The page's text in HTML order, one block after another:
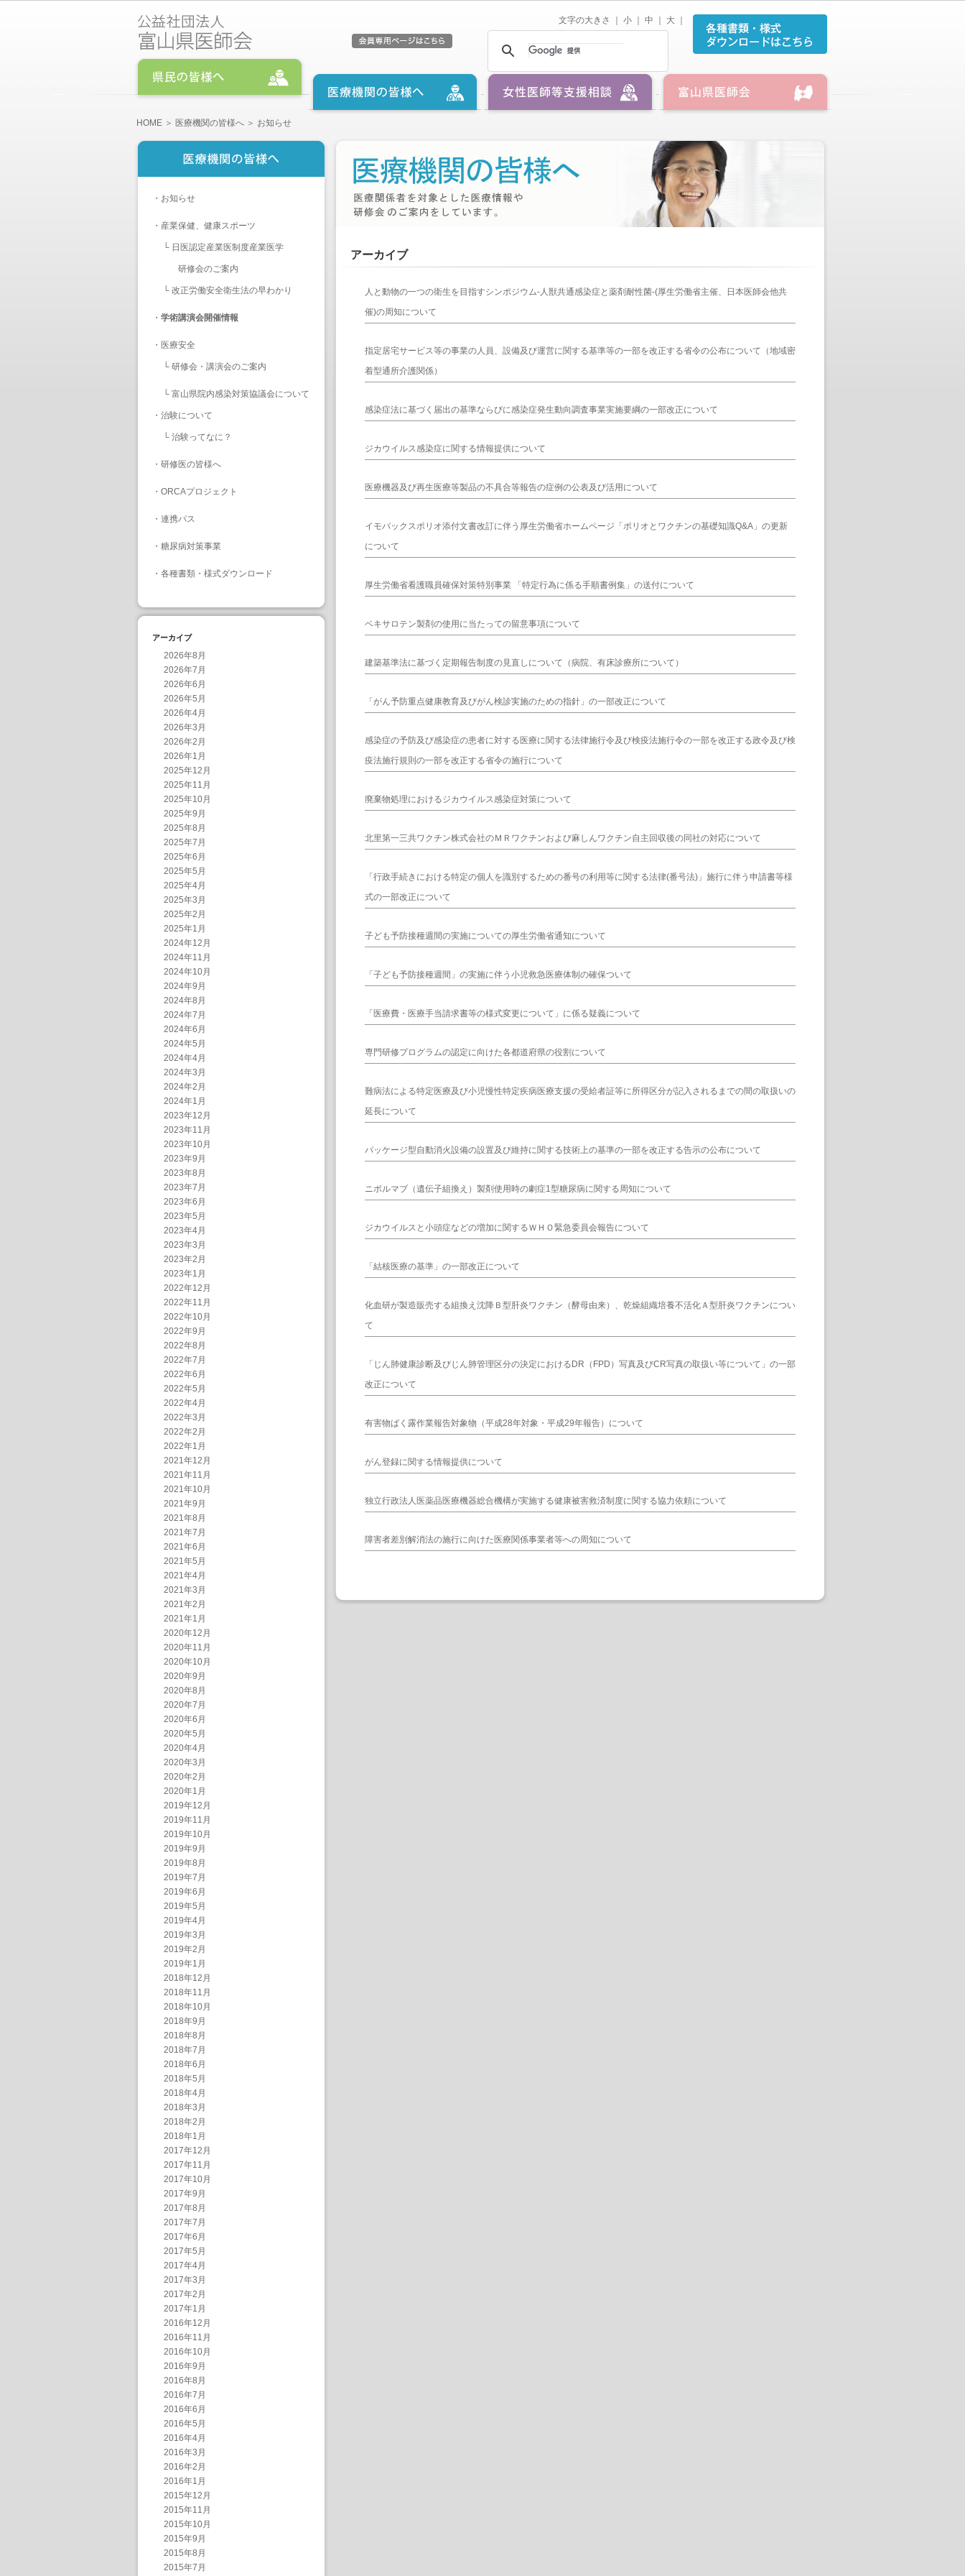
文字の大きさ ｜ 小 中 大
HOME ＞ 医療機関の皆様へ ＞ お知らせ
・ お知らせ
・ 産業保健、健康スポーツ
└ 日医認定産業医制度産業医学
研修会のご案内
└ 改正労働安全衛生法の早わかり
・ 学術講演会開催情報
・ 医療安全
└ 研修会・講演会のご案内
└ 富山県院内感染対策協議会について
・ 治験について
└ 治験ってなに？
・ 研修医の皆様へ
・ ORCAプロジェクト
・ 連携パス
・ 糖尿病対策事業
・ 各種書類・様式ダウンロード
アーカイブ
2026年8月
2026年7月
2026年6月
2026年5月
2026年4月
2026年3月
2026年2月
2026年1月
2025年12月
2025年11月
2025年10月
2025年9月
2025年8月
2025年7月
2025年6月
2025年5月
2025年4月
2025年3月
2025年2月
2025年1月
2024年12月
2024年11月
2024年10月
2024年9月
2024年8月
2024年7月
2024年6月
2024年5月
2024年4月
2024年3月
2024年2月
2024年1月
2023年12月
2023年11月
2023年10月
2023年9月
2023年8月
2023年7月
2023年6月
2023年5月
2023年4月
2023年3月
2023年2月
2023年1月
2022年12月
2022年11月
2022年10月
2022年9月
2022年8月
2022年7月
2022年6月
2022年5月
2022年4月
2022年3月
2022年2月
2022年1月
2021年12月
2021年11月
2021年10月
2021年9月
2021年8月
2021年7月
2021年6月
2021年5月
2021年4月
2021年3月
2021年2月
2021年1月
2020年12月
2020年11月
2020年10月
2020年9月
2020年8月
2020年7月
2020年6月
2020年5月
2020年4月
2020年3月
2020年2月
2020年1月
2019年12月
2019年11月
2019年10月
2019年9月
2019年8月
2019年7月
2019年6月
2019年5月
2019年4月
2019年3月
2019年2月
2019年1月
2018年12月
2018年11月
2018年10月
2018年9月
2018年8月
2018年7月
2018年6月
2018年5月
2018年4月
2018年3月
2018年2月
2018年1月
2017年12月
2017年11月
2017年10月
2017年9月
2017年8月
2017年7月
2017年6月
2017年5月
2017年4月
2017年3月
2017年2月
2017年1月
2016年12月
2016年11月
2016年10月
2016年9月
2016年8月
2016年7月
2016年6月
2016年5月
2016年4月
2016年3月
2016年2月
2016年1月
2015年12月
2015年11月
2015年10月
2015年9月
2015年8月
2015年7月
アーカイブ
人と動物の一つの衛生を目指すシンポジウム‐人獣共通感染症と薬剤耐性菌‐(厚生労働省主催、日本医師会他共
催)の周知について
指定居宅サービス等の事業の人員、設備及び運営に関する基準等の一部を改正する省令の公布について（地域密
着型通所介護関係）
感染症法に基づく届出の基準ならびに感染症発生動向調査事業実施要綱の一部改正について
ジカウイルス感染症に関する情報提供について
医療機器及び再生医療等製品の不具合等報告の症例の公表及び活用について
イモバックスポリオ添付文書改訂に伴う厚生労働省ホームページ「ポリオとワクチンの基礎知識Q&A」の更新
について
厚生労働省看護職員確保対策特別事業 「特定行為に係る手順書例集」の送付について
ベキサロテン製剤の使用に当たっての留意事項について
建築基準法に基づく定期報告制度の見直しについて（病院、有床診療所について）
「がん予防重点健康教育及びがん検診実施のための指針」の一部改正について
感染症の予防及び感染症の患者に対する医療に関する法律施行令及び検疫法施行令の一部を改正する政令及び検
疫法施行規則の一部を改正する省令の施行について
廃棄物処理におけるジカウイルス感染症対策について
北里第一三共ワクチン株式会社のＭＲワクチンおよび麻しんワクチン自主回収後の同社の対応について
「行政手続きにおける特定の個人を識別するための番号の利用等に関する法律(番号法)」施行に伴う申請書等様
式の一部改正について
子ども予防接種週間の実施についての厚生労働省通知について
「子ども予防接種週間」の実施に伴う小児救急医療体制の確保ついて
「医療費・医療手当請求書等の様式変更について」に係る疑義について
専門研修プログラムの認定に向けた各都道府県の役割について
難病法による特定医療及び小児慢性特定疾病医療支援の受給者証等に所得区分が記入されるまでの間の取扱いの
延長について
パッケージ型自動消火設備の設置及び維持に関する技術上の基準の一部を改正する告示の公布について
ニボルマブ（遺伝子組換え）製剤使用時の劇症1型糖尿病に関する周知について
ジカウイルスと小頭症などの増加に関するＷＨＯ緊急委員会報告について
「結核医療の基準」の一部改正について
化血研が製造販売する組換え沈降Ｂ型肝炎ワクチン（酵母由来）、乾燥組織培養不活化Ａ型肝炎ワクチンについ
て
「じん肺健康診断及びじん肺管理区分の決定におけるDR（FPD）写真及びCR写真の取扱い等について」の一部
改正について
有害物ばく露作業報告対象物（平成28年対象・平成29年報告）について
がん登録に関する情報提供について
独立行政法人医薬品医療機器総合機構が実施する健康被害救済制度に関する協力依頼について
障害者差別解消法の施行に向けた医療関係事業者等への周知について